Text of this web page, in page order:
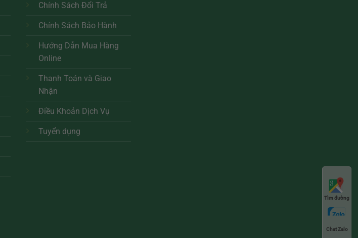
Chính Sách Đổi Trả
Chính Sách Bảo Hành
Hướng Dẫn Mua Hàng
Online
Thanh Toán và Giao
Nhận
Điều Khoản Dịch Vụ
Tuyển dụng
Tìm đường
Chat Zalo